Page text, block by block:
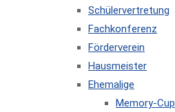
Schülervertretung
Fachkonferenz
Förderverein
Hausmeister
Ehemalige
Memory-Cup